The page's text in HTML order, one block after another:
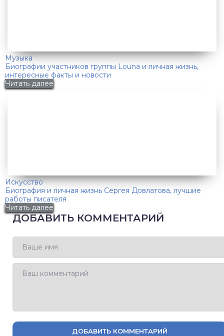
Музыка
Биографии участников группы Louna и личная жизнь,
интересные факты и новости
Читать далее
Искусство
Биография и личная жизнь Сергея Довлатова, лучшие
работы писателя
Читать далее
ДОБАВИТЬ КОММЕНТАРИЙ
ДОБАВИТЬ КОММЕНТАРИЙ